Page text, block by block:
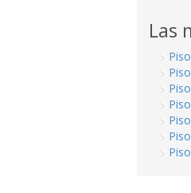
Las